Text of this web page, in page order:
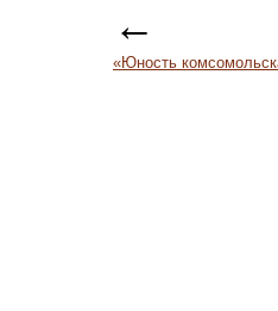
←
«Юность